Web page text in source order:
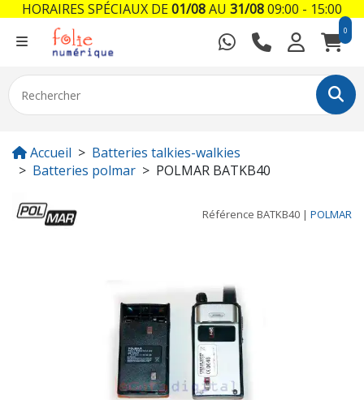
0
Accueil
Batteries talkies-walkies
Batteries polmar
POLMAR BATKB40
Référence BATKB40 | POLMAR
HORAIRES SPÉCIAUX DE01/08AU 31/0809:00 - 15:00